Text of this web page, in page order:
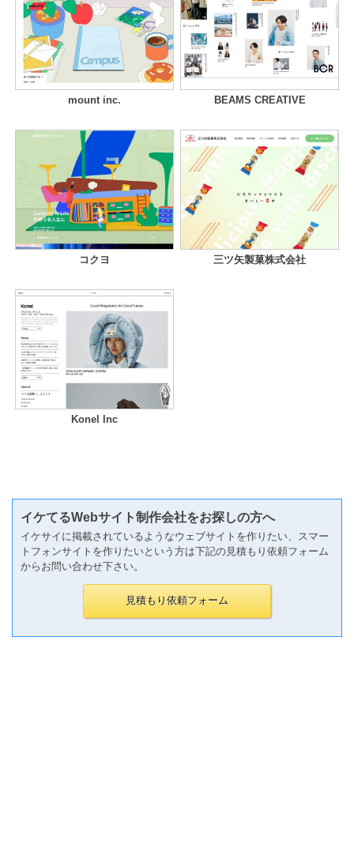
mount inc. BEAMS CREATIVE
コクヨ 三ツ矢製菓株式会社
Konel Inc
イケてるWebサイト制作会社をお探しの方へ
イケサイに掲載されているようなウェブサイトを作りたい、スマー
トフォンサイトを作りたいという方は下記の見積もり依頼フォーム
からお問い合わせ下さい。